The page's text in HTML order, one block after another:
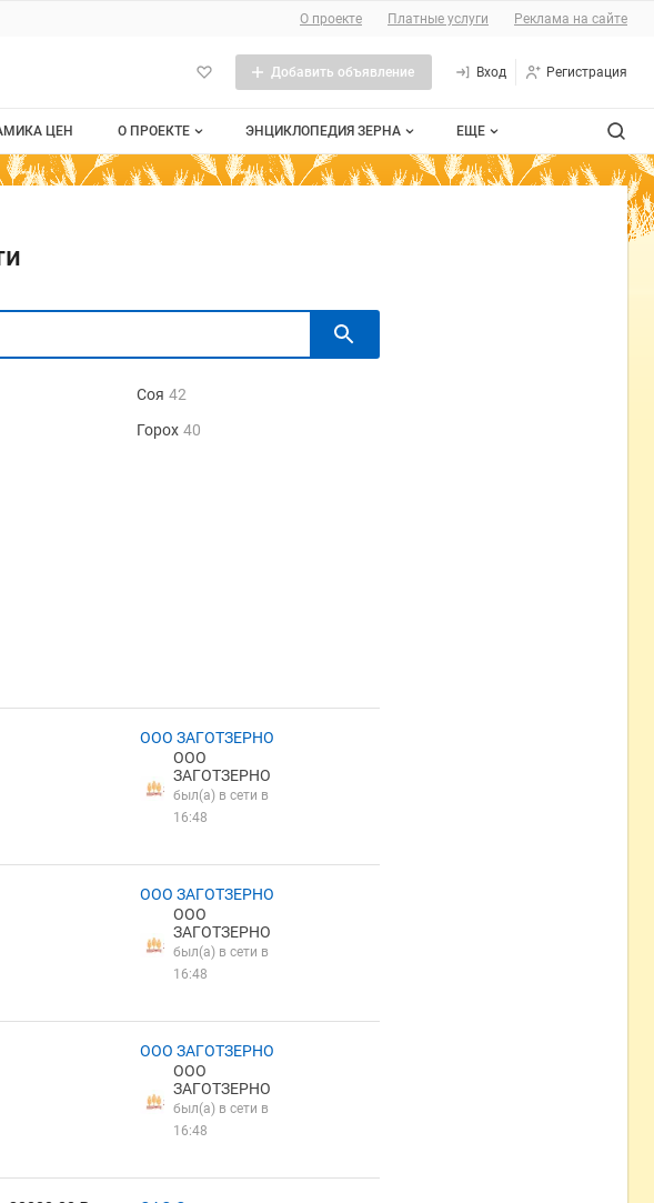
О проекте Платные услуги Реклама на сайте
Добавить объявление Вход Регистрация
ЦЕН О ПРОЕКТЕ
О проекте
Размещение рекламы
Карта сайта
ЭНЦИКЛОПЕДИЯ ЗЕРНА
Стандарты
Ячмень
Таблица мер и весов
ЕЩЕ
Сельхозтехника
Соя 42
Горох 40
ООО ЗАГОТЗЕРНО
ООО
ЗАГОТЗЕРНО
был(а) в сети в
16:48
ООО ЗАГОТЗЕРНО
ООО
ЗАГОТЗЕРНО
был(а) в сети в
16:48
ООО ЗАГОТЗЕРНО
ООО
ЗАГОТЗЕРНО
был(а) в сети в
16:48